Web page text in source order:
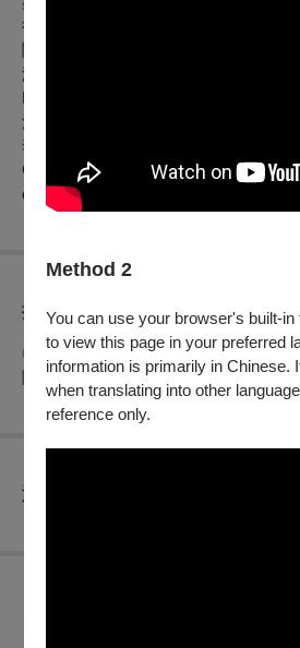
Method 2
You can use your browser's built-in
to view this page in your preferred
information is primarily in Chinese.
when translating into other
reference only.
得，票房收入將捐助「芒草心」，盼
關懷。
演出曲目：
F. Mendelssohn (1809-1847) Violin
沙漢昆 (1926-2023) 牧歌
李自立 (1938- ) 豐收漁歌
C. Saint-Saëns (1835-1921)
op. 28
折扣方案
◎身心障礙人士及陪同者1名購票5折優
障礙手冊，陪同者與身障者需同時入場
退換須知